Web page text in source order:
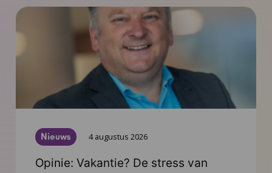
Nieuws 4 augustus 2026
Opinie: Vakantie? De stress van